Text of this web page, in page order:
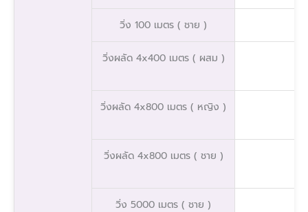
วิ่ง 100 เมตร ( ชาย )
วิ่งผลัด 4x400 เมตร ( ผสม )
วิ่งผลัด 4x800 เมตร ( หญิง )
วิ่งผลัด 4x800 เมตร ( ชาย )
วิ่ง 5000 เมตร ( ชาย )